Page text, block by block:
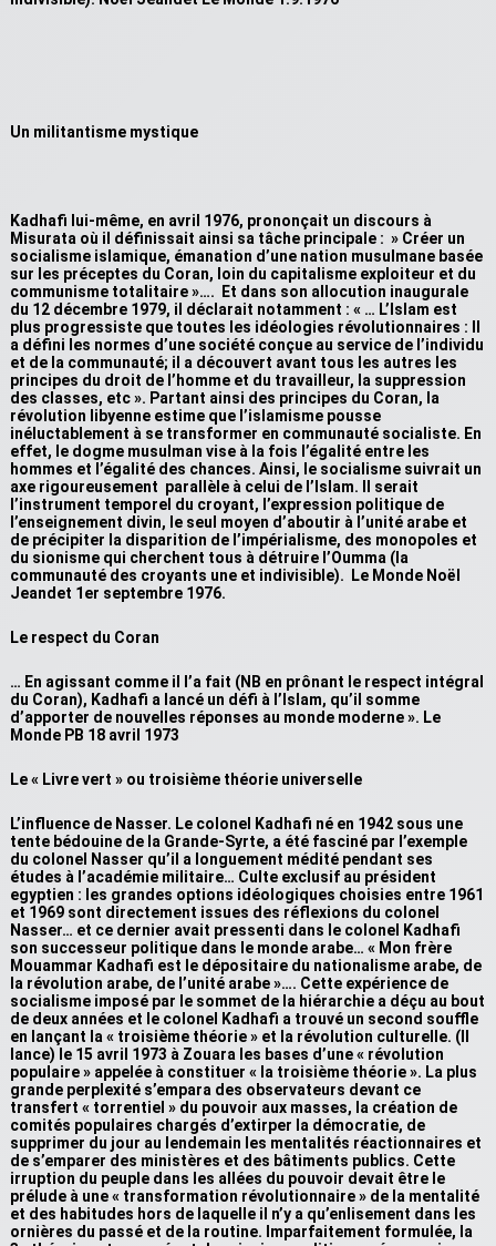
Un militantisme mystique
Kadhafi lui-même, en avril 1976, prononçait un discours à
Misurata où il définissait ainsi sa tâche principale : » Créer un
socialisme islamique, émanation d’une nation musulmane basée
sur les préceptes du Coran, loin du capitalisme exploiteur et du
communisme totalitaire »…. Et dans son allocution inaugurale
du 12 décembre 1979, il déclarait notamment : « … L’Islam est
plus progressiste que toutes les idéologies révolutionnaires : Il
a défini les normes d’une société conçue au service de l’individu
et de la communauté; il a découvert avant tous les autres les
principes du droit de l’homme et du travailleur, la suppression
des classes, etc ». Partant ainsi des principes du Coran, la
révolution libyenne estime que l’islamisme pousse
inéluctablement à se transformer en communauté socialiste. En
effet, le dogme musulman vise à la fois l’égalité entre les
hommes et l’égalité des chances. Ainsi, le socialisme suivrait un
axe rigoureusement parallèle à celui de l’Islam. Il serait
l’instrument temporel du croyant, l’expression politique de
l’enseignement divin, le seul moyen d’aboutir à l’unité arabe et
de précipiter la disparition de l’impérialisme, des monopoles et
du sionisme qui cherchent tous à détruire l’Oumma (la
communauté des croyants une et indivisible). Le Monde Noël
Jeandet 1er septembre 1976.
Le respect du Coran
… En agissant comme il l’a fait (NB en prônant le respect intégral
du Coran), Kadhafi a lancé un défi à l’Islam, qu’il somme
d’apporter de nouvelles réponses au monde moderne ». Le
Monde PB 18 avril 1973
Le « Livre vert » ou troisième théorie universelle
L’influence de Nasser. Le colonel Kadhafi né en 1942 sous une
tente bédouine de la Grande-Syrte, a été fasciné par l’exemple
du colonel Nasser qu’il a longuement médité pendant ses
études à l’académie militaire… Culte exclusif au président
egyptien : les grandes options idéologiques choisies entre 1961
et 1969 sont directement issues des réflexions du colonel
Nasser… et ce dernier avait pressenti dans le colonel Kadhafi
son successeur politique dans le monde arabe… « Mon frère
Mouammar Kadhafi est le dépositaire du nationalisme arabe, de
la révolution arabe, de l’unité arabe »…. Cette expérience de
socialisme imposé par le sommet de la hiérarchie a déçu au bout
de deux années et le colonel Kadhafi a trouvé un second souffle
en lançant la « troisième théorie » et la révolution culturelle. (Il
lance) le 15 avril 1973 à Zouara les bases d’une « révolution
populaire » appelée à constituer « la troisième théorie ». La plus
grande perplexité s’empara des observateurs devant ce
transfert « torrentiel » du pouvoir aux masses, la création de
comités populaires chargés d’extirper la démocratie, de
supprimer du jour au lendemain les mentalités réactionnaires et
de s’emparer des ministères et des bâtiments publics. Cette
irruption du peuple dans les allées du pouvoir devait être le
prélude à une « transformation révolutionnaire » de la mentalité
et des habitudes hors de laquelle il n’y a qu’enlisement dans les
ornières du passé et de la routine. Imparfaitement formulée, la